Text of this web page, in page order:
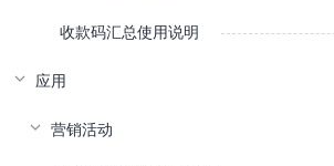
收款码汇总使用说明
应用
营销活动